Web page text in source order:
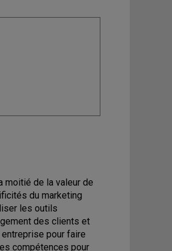
moitié de la valeur de
du marketing
les outils
des clients et
pour faire
compétences pour